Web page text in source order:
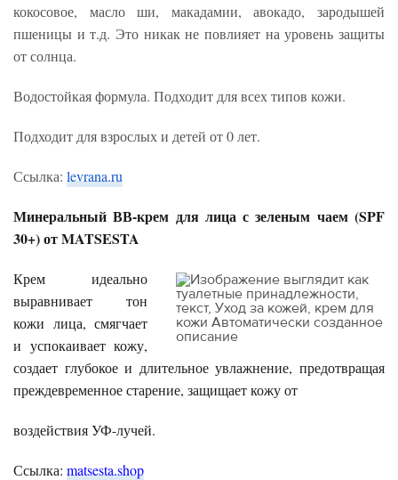
кокосовое, масло ши, макадамии, авокадо, зародышей
пшеницы и т.д. Это никак не повлияет на уровень защиты
от солнца.
Водостойкая формула. Подходит для всех типов кожи.
Подходит для взрослых и детей от 0 лет.
Ссылка: levrana.ru
Минеральный ВВ-крем для лица с зеленым чаем (SPF
30+) от MATSESTA
Крем идеально
выравнивает тон
кожи лица, смягчает
и успокаивает кожу,
создает глубокое и длительное увлажнение, предотвращая
преждевременное старение, защищает кожу от
воздействия УФ-лучей.
Ссылка: matsesta.shop